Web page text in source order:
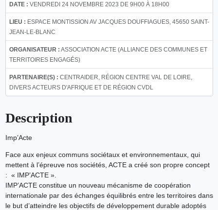
DATE : VENDREDI 24 NOVEMBRE 2023 DE 9H00 À 18H00
LIEU : ESPACE MONTISSION AV JACQUES DOUFFIAGUES, 45650 SAINT-
JEAN-LE-BLANC
ORGANISATEUR : ASSOCIATION ACTE (ALLIANCE DES COMMUNES ET
TERRITOIRES ENGAGÉS)
PARTENAIRE(S) : CENTRAIDER, RÉGION CENTRE VAL DE LOIRE,
DIVERS ACTEURS D'AFRIQUE ET DE RÉGION CVDL
Description
Imp’Acte
Face aux enjeux communs sociétaux et environnementaux, qui
mettent à l’épreuve nos sociétés, ACTE a créé son propre concept
: « IMP’ACTE ».
IMP’ACTE constitue un nouveau mécanisme de coopération
internationale par des échanges équilibrés entre les territoires dans
le but d’atteindre les objectifs de développement durable adoptés